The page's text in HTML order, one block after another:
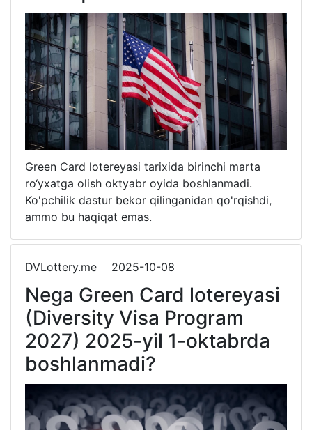
Green Card lotereyasi tarixida birinchi marta
ro‘yxatga olish oktyabr oyida boshlanmadi.
Ko'pchilik dastur bekor qilinganidan qo'rqishdi,
ammo bu haqiqat emas.
DVLottery.me 2025-10-08
Nega Green Card lotereyasi
(Diversity Visa Program
2027) 2025-yil 1-oktabrda
boshlanmadi?